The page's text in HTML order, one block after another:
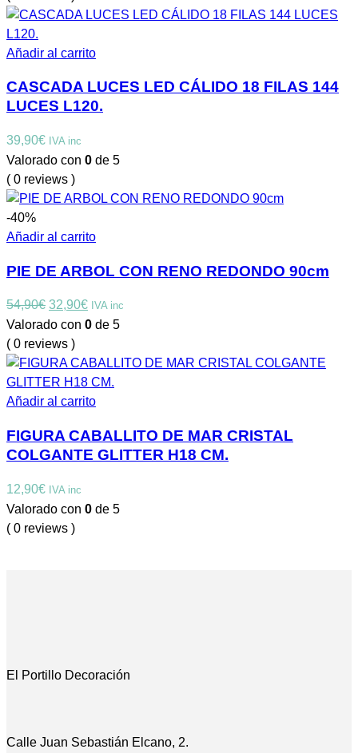
era:
es:
Añadir al carrito
CASCADA LUCES LED CÁLIDO 18 FILAS 144
LUCES L120.
39,90€ IVA inc
Valorado con 0 de 5
( 0 reviews )
-40%
Añadir al carrito
PIE DE ARBOL CON RENO REDONDO 90cm
54,90€ El
precio
original
era:
54,90€.
32,90€El
precio
es:
32,90€.
IVA inc
Valorado con 0 de 5
( 0 reviews )
Añadir al carrito
FIGURA CABALLITO DE MAR CRISTAL
COLGANTE GLITTER H18 CM.
12,90€ IVA inc
Valorado con 0 de 5
( 0 reviews )
El Portillo Decoración
Calle Juan Sebastián Elcano, 2.